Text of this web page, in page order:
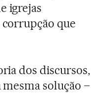
igrejas
que
dos discursos,
solução –